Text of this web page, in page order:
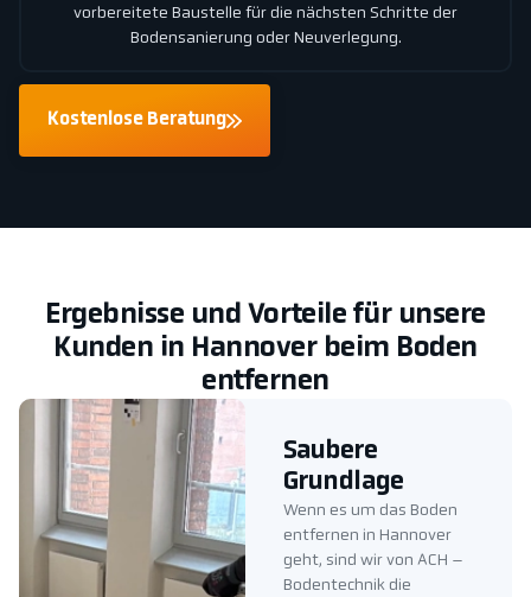
vorbereitete Baustelle für die nächsten Schritte der
Bodensanierung oder Neuverlegung.
Kostenlose Beratung
Ergebnisse und Vorteile für unsere
Kunden in Hannover beim Boden
entfernen
Saubere
Grundlage
Wenn es um das Boden
entfernen in Hannover
geht, sind wir von ACH –
Bodentechnik die